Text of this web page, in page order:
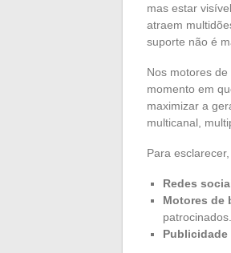
mas estar
atraem
suporte não é
Nos motores
momento em
maximizar a
multicanal,
Para
Redes
Motores de
patrocinados.
Publicidade